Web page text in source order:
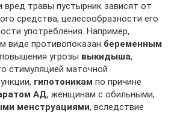
вред травы пустырник зависят от
средства, целесообразности его
употребления. Например,
виде противопоказан беременным
угрозы выкидыша,
стимуляцией маточной
гипотоникам по причине
АД, женщинам с обильными,
менструациями, вследствие